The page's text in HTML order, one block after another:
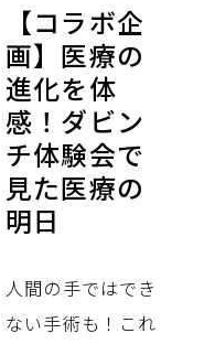
【コラボ企
画】医療の
進化を体
感！ダビン
チ体験会で
見た医療の
明日
人間の手ではでき
ない手術も！これ